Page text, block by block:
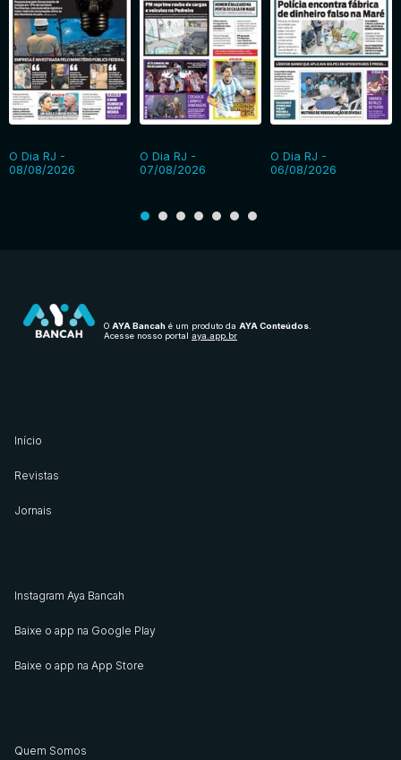
O Dia RJ -
08/08/2026
O Dia RJ -
07/08/2026
O Dia RJ -
06/08/2026
O AYA Bancah é um produto da AYA Conteúdos
Acesse nosso portal aya.app.br
Início
Revistas
Jornais
Instagram Aya Bancah
Baixe o app na Google Play
Baixe o app na App Store
Quem Somos